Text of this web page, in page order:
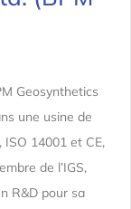
Geosynthetics
une usine de
ISO 14001 et CE,
de l’IGS,
R&D pour sa